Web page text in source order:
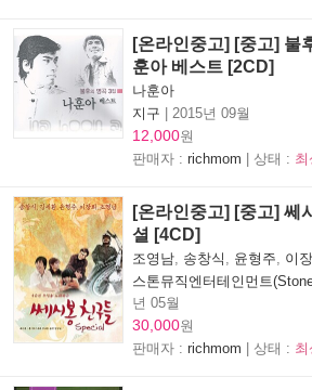
[온라인중고] [중고] 불
훈아 베스트 [2CD]
나훈아
지구 | 2015년 09월
12,000원
판매자 : richmom | 상태 : 최
[온라인중고] [중고] 쎄
셜 [4CD]
조영남 송창식 윤형주 이
스톤뮤직엔터테인먼트
년 05월
30,000원
판매자 : richmom | 상태 : 최